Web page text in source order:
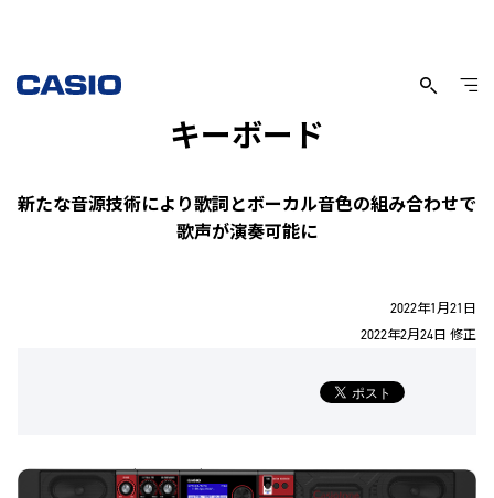
歌声を演奏できる新感覚の電子
キーボード
新たな音源技術により歌詞とボーカル音色の組み合わせで
歌声が演奏可能に
2022年1月21日
2022年2月24日 修正